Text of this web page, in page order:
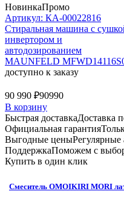
НовинкаПромо
Артикул: КА-00022816
Стиральная машина c
инвертором и
автодозированием
MAUNFELD
доступно к заказу
90 990 ₽90990
В корзину
Быстрая доставкаДоставка
Официальная гарантия
Выгодные цены
ПоддержкаПоможем с
Купить в один клик
Смеситель OMOIKIRI MORI